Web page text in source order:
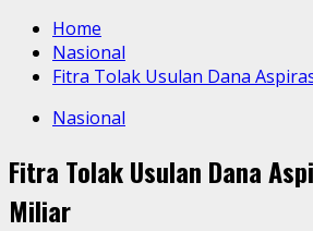
Home
Nasional
Fitra Tolak Usulan Dana
Nasional
Fitra Tolak Usulan Dana
Miliar